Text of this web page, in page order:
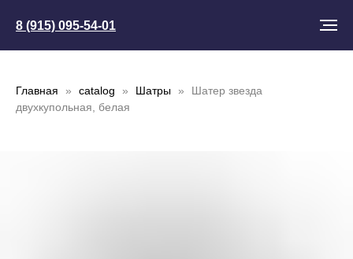
8 (915) 095-54-01
Главная catalog Шатры
Шатер звезда
двухкупольная, белая